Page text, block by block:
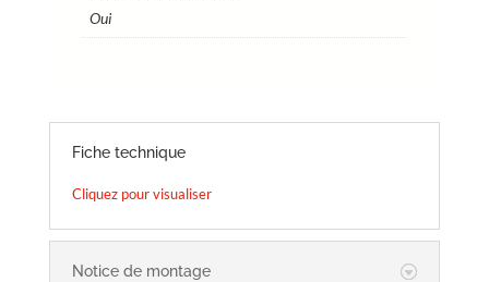
Oui
Fiche technique
Cliquez pour visualiser
Notice de montage